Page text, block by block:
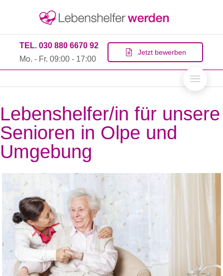
TEL. 030 880 6670 92
Mo. - Fr. 09:00 - 17:00
Jetzt bewerben
Lebenshelfer/in für unsere
Senioren in Olpe und
Umgebung